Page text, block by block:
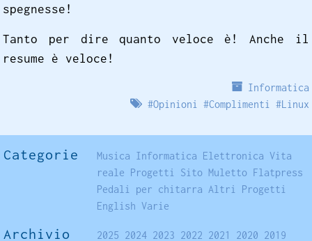
spegnesse!
Tanto per dire quanto veloce è! Anche il
resume è veloce!
Informatica
#Opinioni #Complimenti #Linux
Categorie Musica Informatica Elettronica Vita
reale Progetti Sito Muletto Flatpress
Pedali per chitarra Altri Progetti
English Varie
Archivio 2025 2024 2023 2022 2021 2020 2019